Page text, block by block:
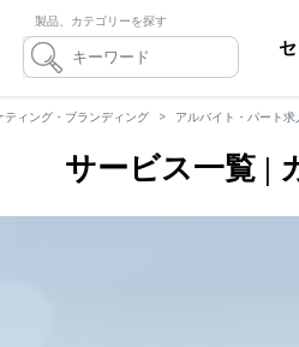
製品、カテゴリーを探す
ティング・ブランディング アルバイト・パート求
サービス一覧 |